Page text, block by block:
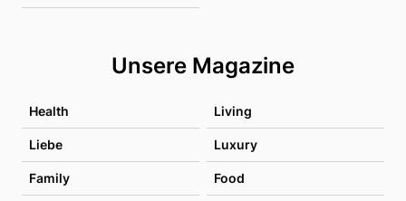
Unsere Magazine
Health Living
Liebe Luxury
Family Food